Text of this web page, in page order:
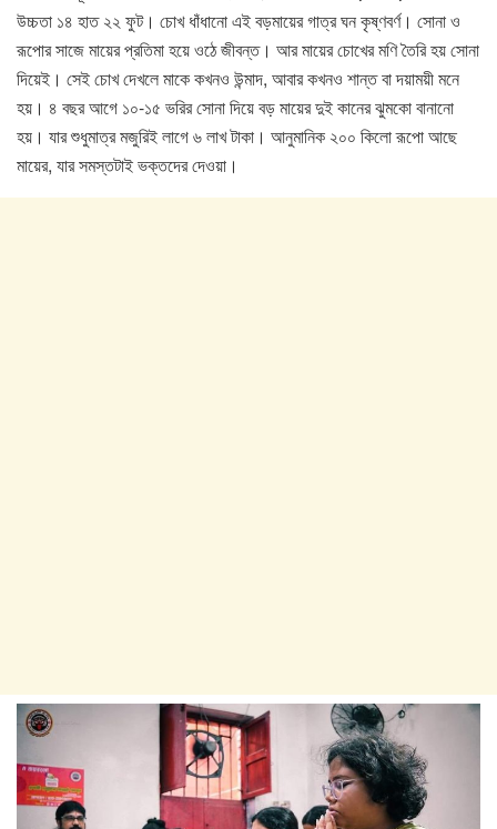
উচ্চতা ১৪ হাত ২২ ফুট। চোখ ধাঁধানো এই বড়মায়ের গাত্র ঘন কৃষ্ণবর্ণ। সোনা ও
রূপোর সাজে মায়ের প্রতিমা হয়ে ওঠে জীবন্ত। আর মায়ের চোখের মণি তৈরি হয় সোনা
দিয়েই। সেই চোখ দেখলে মাকে কখনও উন্মাদ, আবার কখনও শান্ত বা দয়াময়ী মনে
হয়। ৪ বছর আগে ১০-১৫ ভরির সোনা দিয়ে বড় মায়ের দুই কানের ঝুমকো বানানো
হয়। যার শুধুমাত্র মজুরিই লাগে ৬ লাখ টাকা। আনুমানিক ২০০ কিলো রূপো আছে
মায়ের, যার সমস্তটাই ভক্তদের দেওয়া।